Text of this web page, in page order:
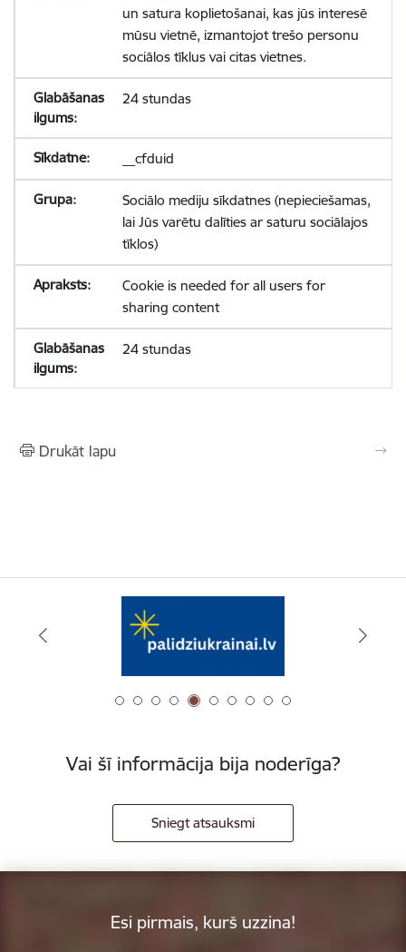
un satura koplietošanai, kas jūs interesē
mūsu vietnē, izmantojot trešo personu
sociālos tīklus vai citas vietnes.
24 stundas
__cfduid
Sociālo mediju sīkdatnes (nepieciešamas,
lai Jūs varētu dalīties ar saturu sociālajos
tīklos)
Cookie is needed for all users for
sharing content
24 stundas
Drukāt lapu
Vai šī informācija bija noderīga?
Sniegt atsauksmi
Esi pirmais, kurš uzzina!